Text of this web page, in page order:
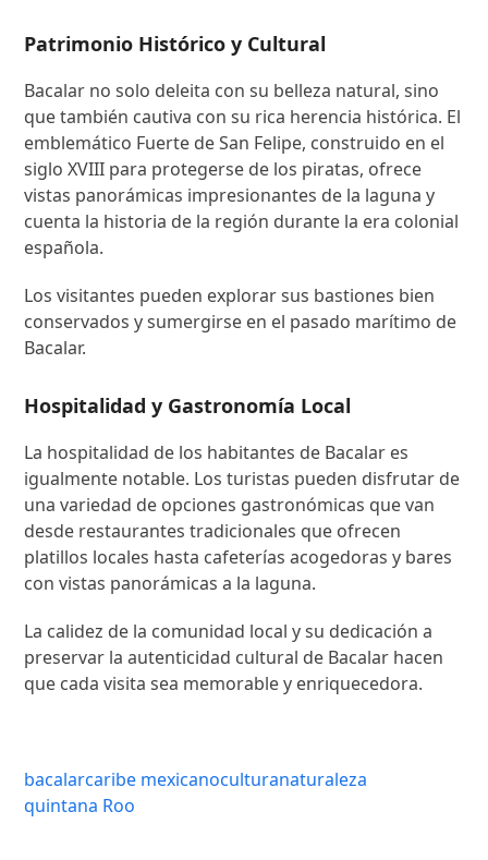
Patrimonio Histórico y Cultural
Bacalar no solo deleita con su belleza natural, sino
que también cautiva con su rica herencia histórica. El
emblemático Fuerte de San Felipe, construido en el
siglo XVIII para protegerse de los piratas, ofrece
vistas panorámicas impresionantes de la laguna y
cuenta la historia de la región durante la era colonial
española.
Los visitantes pueden explorar sus bastiones bien
conservados y sumergirse en el pasado marítimo de
Bacalar.
Hospitalidad y Gastronomía Local
La hospitalidad de los habitantes de Bacalar es
igualmente notable. Los turistas pueden disfrutar de
una variedad de opciones gastronómicas que van
desde restaurantes tradicionales que ofrecen
platillos locales hasta cafeterías acogedoras y bares
con vistas panorámicas a la laguna.
La calidez de la comunidad local y su dedicación a
preservar la autenticidad cultural de Bacalar hacen
que cada visita sea memorable y enriquecedora.
bacalarcaribe mexicanoculturanaturaleza
quintana Roo